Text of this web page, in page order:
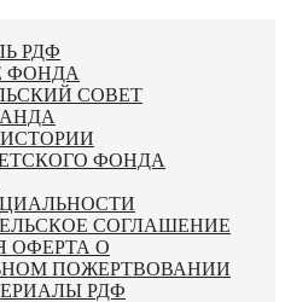
РДФ
ФОНДА
СОВЕТ
ФОНДА
СОГЛАШЕНИЕ
ОФЕРТА О
ПОЖЕРТВОВАНИИ
РДФ